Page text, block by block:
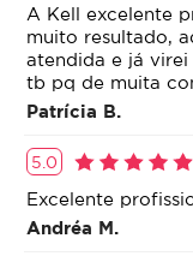
A Kell excelente
muito resultado,
atendida e já
tb pq de muita
Patrícia B.
5.0
Excelente
Andréa M.